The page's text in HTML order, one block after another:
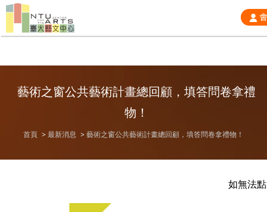
藝術之窗公共藝術計畫總回顧，填答問卷拿禮
物！
首頁 最新消息 藝術之窗公共藝術計畫總回顧，填答問卷拿禮物！
如無法